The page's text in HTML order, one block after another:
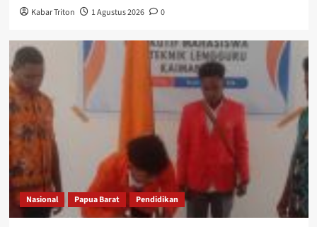
Kabar Triton 1 Agustus 2026 0
Nasional Papua Barat Pendidikan